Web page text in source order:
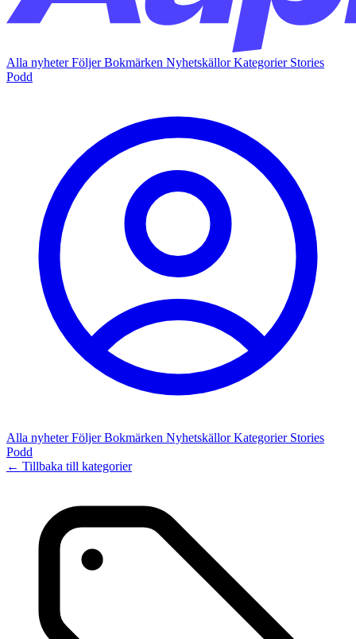
Alla nyheterFöljerBokmärken NyhetskällorKategorier Stories
Podd
Alla nyheterFöljerBokmärken NyhetskällorKategorier Stories
Podd
← Tillbaka till kategorier